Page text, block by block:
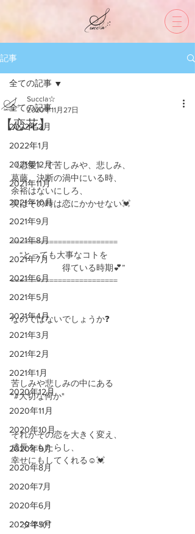
記事
全ての記事
2022年2月
2022年1月
2021年12月
2021年11月
2021年10月
2021年9月
2021年8月
2021年7月
2021年6月
2021年5月
2021年4月
2021年3月
2021年2月
2021年1月
2020年12月
2020年11月
2020年10月
2020年9月
2020年8月
2020年7月
2020年6月
2020年5月
全ての記事
【恋花】
Succla☆
2020年11月27日
《恋愛》で苦しみや、悲しみ、
葛藤、決断の渦中にいる時、
余裕はないにしろ、
実はその時は恋にかかせない💓
=========================
“とっても大事なコトを
得ている時期💕”
=========================
なのではないでしょうか❓
苦しみや悲しみの中にある
"#大切な何か"
それがその恋を大きく変え、
成長をもたらし、
幸せにもしてくれる☺️💓
”タネ🌱”